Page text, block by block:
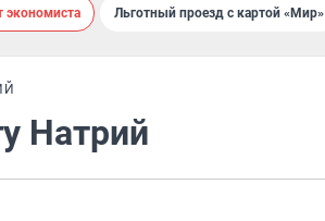
экономиста Льготный проезд с картой «Мир»
Натрий